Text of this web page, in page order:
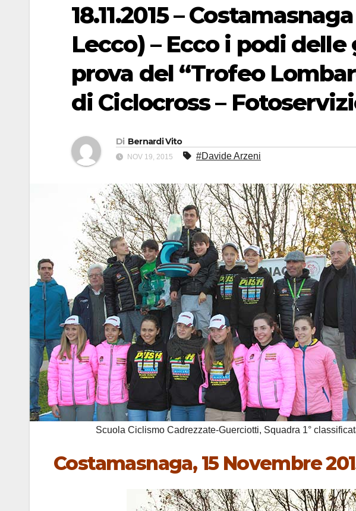
18.11.2015 –
Lecco) – Ecco i podi
prova del “Trofeo
di Ciclocross –
Di Bernardi Vito
NOV 19, 2015 #Davide Arzeni
Scuola Ciclismo Cadrezzate-Guerciotti, Squadra 1°
Costamasnaga, 15 Novembre